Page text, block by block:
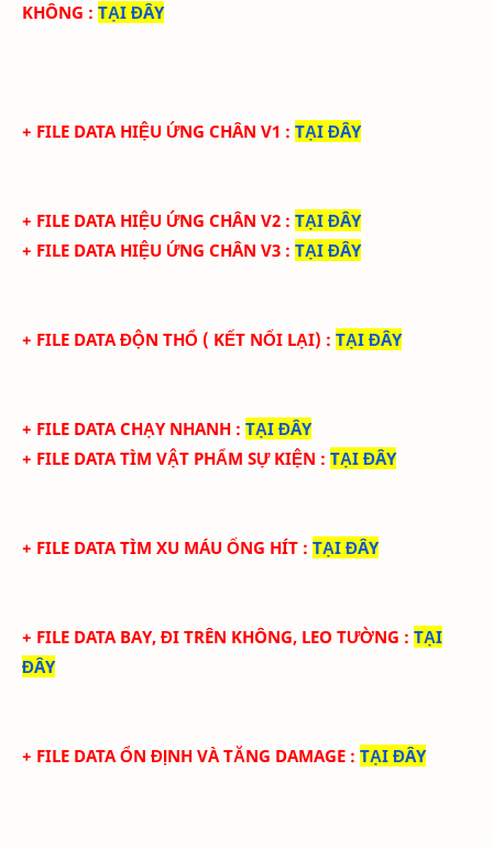
KHÔNG : TẠI ĐÂY
+ FILE DATA HIỆU ỨNG CHÂN V1 : TẠI ĐÂY
+ FILE DATA HIỆU ỨNG CHÂN V2 : TẠI ĐÂY
+ FILE DATA HIỆU ỨNG CHÂN V3 : TẠI ĐÂY
+ FILE DATA ĐỘN THỔ ( KẾT NỐI LẠI) : TẠI ĐÂY
+ FILE DATA CHẠY NHANH : TẠI ĐÂY
+ FILE DATA TÌM VẬT PHẨM SỰ KIỆN : TẠI ĐÂY
+ FILE DATA TÌM XU MÁU ỐNG HÍT : TẠI ĐÂY
+ FILE DATA BAY, ĐI TRÊN KHÔNG, LEO TƯỜNG : TẠI
ĐÂY
+ FILE DATA ỔN ĐỊNH VÀ TĂNG DAMAGE : TẠI ĐÂY